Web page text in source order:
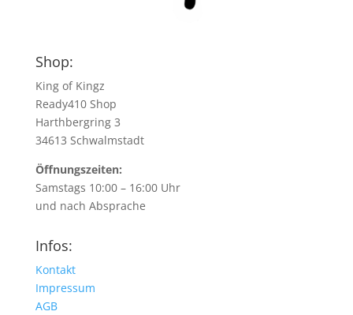
Shop:
King of Kingz
Ready410 Shop
Harthbergring 3
34613 Schwalmstadt
Öffnungszeiten:
Samstags 10:00 – 16:00 Uhr
und nach Absprache
Infos:
Kontakt
Impressum
AGB